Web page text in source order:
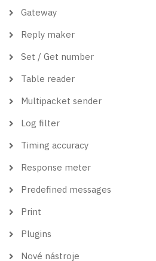
Gateway
Reply maker
Set / Get number
Table reader
Multipacket sender
Log filter
Timing accuracy
Response meter
Predefined messages
Print
Plugins
Nové nástroje